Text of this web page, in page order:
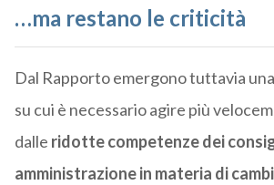
…ma restano le criticità
Dal Rapporto emergono tuttavia
su cui è necessario agire più
dalle ridotte competenze dei
amministrazione in materia di